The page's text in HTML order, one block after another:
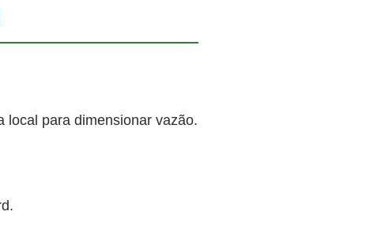
para dimensionar vazão.